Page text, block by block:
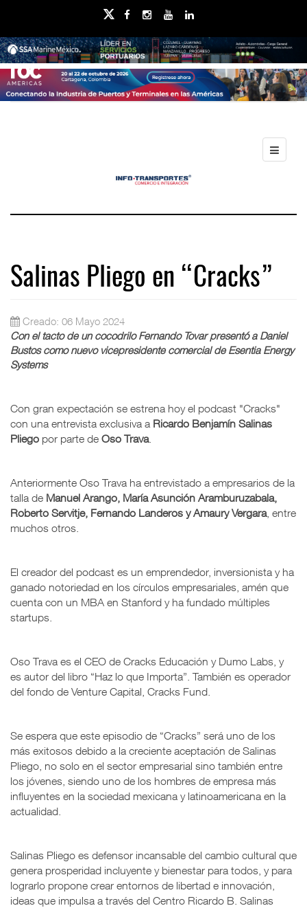
Salinas Pliego en “Cracks”
Creado: 06 Mayo 2024
Con el tacto de un cocodrilo Fernando Tovar presentó a Daniel
Bustos como nuevo vicepresidente comercial de Esentia Energy
Systems
Con gran expectación se estrena hoy el podcast "Cracks"
con una entrevista exclusiva a Ricardo Benjamín Salinas
Pliego por parte de Oso Trava.
Anteriormente Oso Trava ha entrevistado a empresarios de la
talla de Manuel Arango, María Asunción Aramburuzabala,
Roberto Servitje, Fernando Landeros y Amaury Vergara, entre
muchos otros.
El creador del podcast es un emprendedor, inversionista y ha
ganado notoriedad en los círculos empresariales, amén que
cuenta con un MBA en Stanford y ha fundado múltiples
startups.
Oso Trava es el CEO de Cracks Educación y Dumo Labs, y
es autor del libro “Haz lo que Importa”. También es operador
del fondo de Venture Capital, Cracks Fund.
Se espera que este episodio de “Cracks” será uno de los
más exitosos debido a la creciente aceptación de Salinas
Pliego, no solo en el sector empresarial sino también entre
los jóvenes, siendo uno de los hombres de empresa más
influyentes en la sociedad mexicana y latinoamericana en la
actualidad.
Salinas Pliego es defensor incansable del cambio cultural que
genera prosperidad incluyente y bienestar para todos, y para
lograrlo propone crear entornos de libertad e innovación,
ideas que impulsa a través del Centro Ricardo B. Salinas